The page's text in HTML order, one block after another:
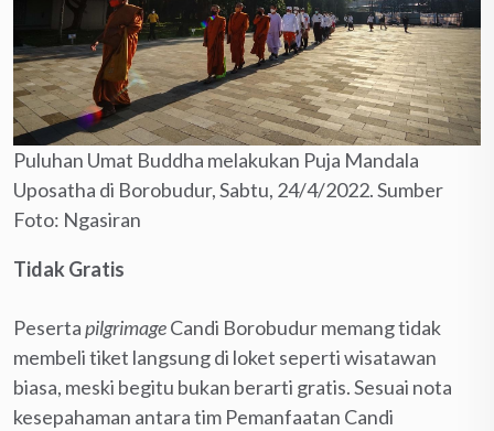
Puluhan Umat Buddha melakukan Puja Mandala
Uposatha di Borobudur, Sabtu, 24/4/2022. Sumber
Foto: Ngasiran
Tidak Gratis
PesertapilgrimageCandi Borobudur memang tidak
membeli tiket langsung di loket seperti wisatawan
biasa, meski begitu bukan berarti gratis. Sesuai nota
kesepahaman antara tim Pemanfaatan Candi